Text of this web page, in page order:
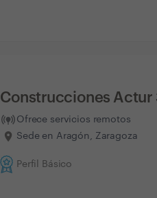
Construcciones
Ofrece servicios remotos
Sede en Aragón, Zaragoza
Perfil Básico